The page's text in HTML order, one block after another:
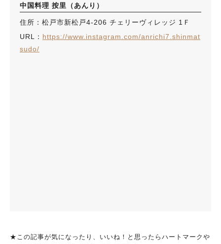
中国料理 按里（あんり）
住所：松戸市新松戸4-206 チェリーヴィレッジ 1Ｆ
URL： https://www.instagram.com/anrichi7.shinmat
sudo/
★この記事が気になったり、いいね！と思ったらハートマークや